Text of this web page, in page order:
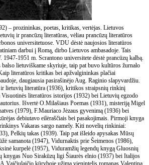
– prozininkas, poetas, kritikas, vertėjas. Lietuvos
ir prancūzų literatūras, vėliau prancūzų literatūros
universitetuose. VDU dėstė naujosios literatūros
darbui į Romą, dirbo Lietuvos ambasadoje. Tais
1947-1951 m. Scrantono universitete dėstė prancūzų kalbą.
lietuviškame skyriuje, taip pat buvo kultūros žurnalo
literatūros kritikas bei apžvalgininkas plačiai
daugiausia pasirašinėjo Aug. Raginio slapyvardžiu.
ir lietuvių literatūra (1936), kritikos straipsnių rinkinį
literatūros istorijos (1932) bei Lietuvių egzodo
Išvertė O.Milašiaus Poemas (1931), misteriją Migel
(1979), F.Mauriaco Jėzaus gyvenimą (1936) bei
debiutavo eilėraščiais bei pasakojimais. Pirmoji knyga
Vakaras sargo namely. Kiti novelių rinkiniai:
Pelkių takas (1939). Taip pat išleido apysakas Mūsų
samanota (1947), Vidurnaktis prie Šeimenos (1986),
kurpelė (1957), Viduramžių legendų knygą Gluosnių
knygas Nuo Sirakūzų ligi Šiaurės elnio (1937) bei Italijos
kūryboje užima vienintelis romanas Valentina